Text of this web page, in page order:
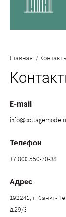
Главная /
E-mail
Телефон
+7 800 550-70-38
Адрес
192241, г. Санкт-
д.29/3